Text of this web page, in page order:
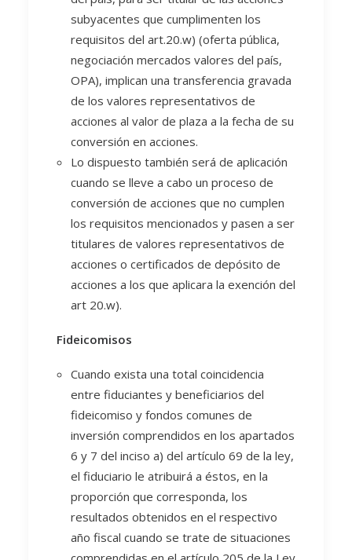
subyacentes que cumplimenten los
requisitos del art.20.w) (oferta pública,
negociación mercados valores del país,
OPA), implican una transferencia gravada
de los valores representativos de
acciones al valor de plaza a la fecha de su
conversión en acciones.
Lo dispuesto también será de aplicación
cuando se lleve a cabo un proceso de
conversión de acciones que no cumplen
los requisitos mencionados y pasen a ser
titulares de valores representativos de
acciones o certificados de depósito de
acciones a los que aplicara la exención del
art 20.w).
Fideicomisos
Cuando exista una total coincidencia
entre fiduciantes y beneficiarios del
fideicomiso y fondos comunes de
inversión comprendidos en los apartados
6 y 7 del inciso a) del artículo 69 de la ley,
el fiduciario le atribuirá a éstos, en la
proporción que corresponda, los
resultados obtenidos en el respectivo
año fiscal cuando se trate de situaciones